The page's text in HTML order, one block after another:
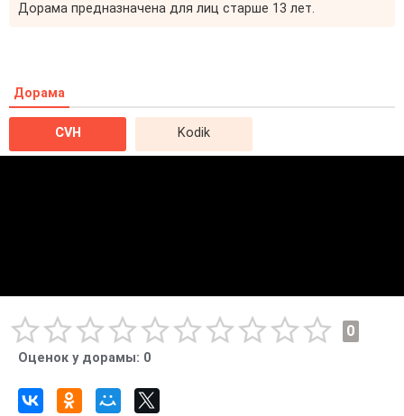
Дорама предназначена для лиц старше 13 лет.
Дорама
CVH Kodik
0
Оценок у дорамы: 0